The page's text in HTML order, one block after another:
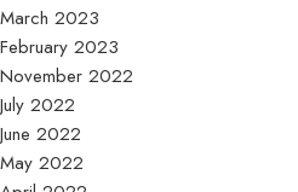
March 2023
February 2023
November 2022
July 2022
June 2022
May 2022